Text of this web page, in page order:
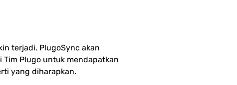
terjadi. PlugoSync akan
Plugo untuk mendapatkan
yang diharapkan.